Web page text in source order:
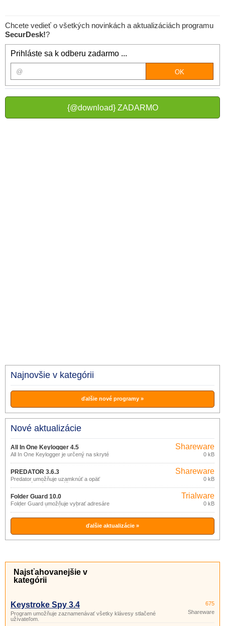
Chcete vedieť o všetkých novinkách a aktualizáciách programu
SecurDesk!?
Prihláste sa k odberu zadarmo ...
{@download} ZADARMO
Najnovšie v kategórii
ďalšie nové programy »
Nové aktualizácie
All In One Keylogger 4.5
All In One Keylogger je určený na skryté
monitorovanie všetkých aktivít
používateľov na počítači, kde je
nainštalovaný.
Shareware
0 kB
PREDATOR 3.6.3
Predator umožňuje uzamknúť a opäť
odomknúť prístup k vášmu PC s
pomocou USB flash disku.
Shareware
0 kB
Folder Guard 10.0
Folder Guard umožňuje vybrať adresáre
a súbory, ktoré budú skryté, zamedziť
prístupu neautorizovaných užívateľov k
počítaču, obmedziť prístup k rôznym
Trialware
0 kB
ďalšie aktualizácie »
Najsťahovanejšie v
kategórii
Keystroke Spy 3.4
Program umožňuje zaznamenávať všetky klávesy stlačené
užívateľom.
675
Shareware